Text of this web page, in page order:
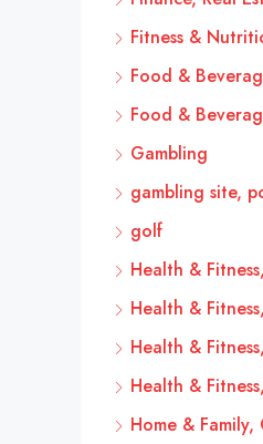
Fitness &
Food &
Food &
Gambling
gambling site,
golf
Health &
Health &
Health &
Health &
Home & Family,